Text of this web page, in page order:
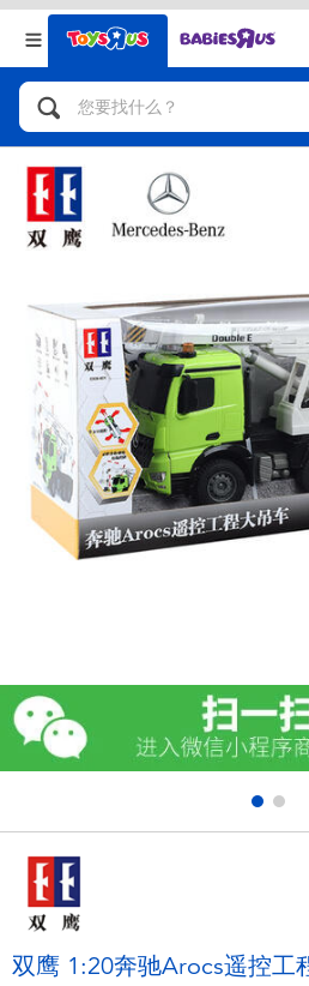
返回
分类目录
人气英雄，角色扮演，射
自行车，滑板车，骑乘车
玩具车，货车，火车及遥
手工艺，文具，蜡笔，泥
娃娃，芭比，收藏公仔
电子玩具
益智学习玩具
户外及运动产品
毛绒公仔玩具
返回
品牌
双鹰 1:20奔驰Arocs遥控工